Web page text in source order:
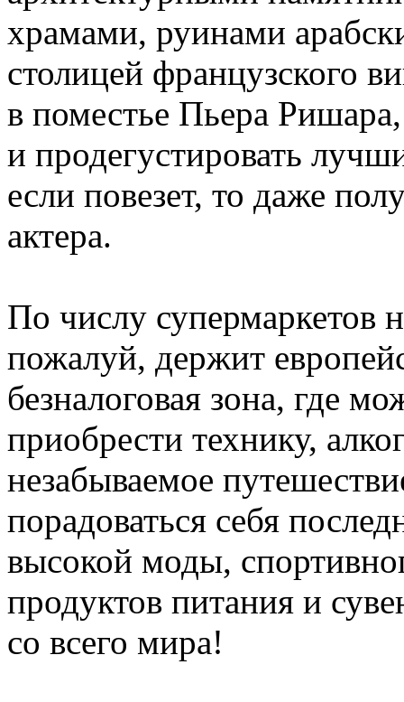
храмами, руинами
столицей французского
в поместье Пьера
и продегустировать
если повезет, то даже
актера.
По числу супермаркетов
пожалуй, держит
безналоговая зона, где
приобрести технику,
незабываемое
порадоваться себя
высокой моды,
продуктов питания и
со всего мира!